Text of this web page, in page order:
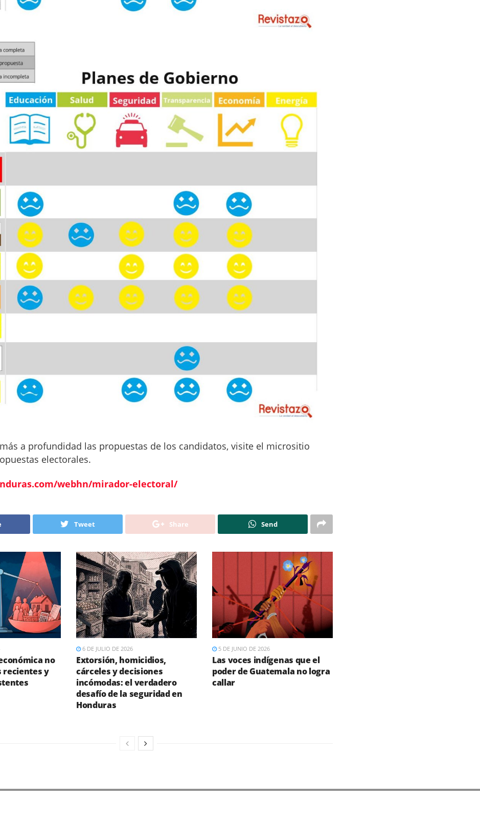
a profundidad las propuestas de los candidatos, visite el micrositio
electorales.
webhn/mirador-electoral/
Tweet Share Send
no
recientes y
6 DE JULIO DE 2026
Extorsión, homicidios,
cárceles y decisiones
incómodas: el verdadero
desafío de la seguridad en
Honduras
5 DE JUNIO DE 2026
Las voces indígenas que el
poder de Guatemala no logra
callar